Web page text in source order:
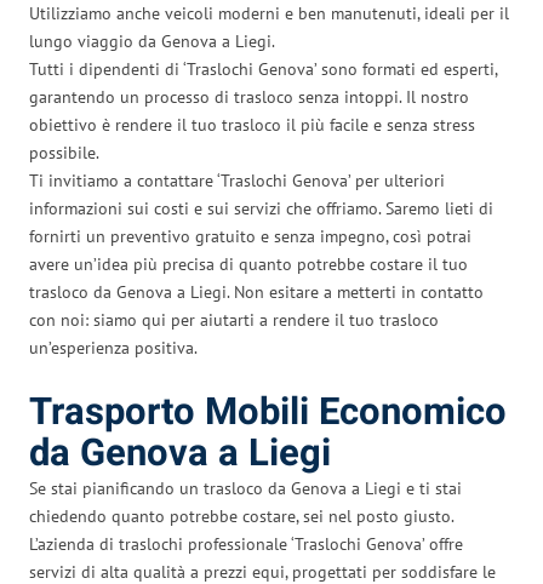
Utilizziamo anche veicoli moderni e ben manutenuti, ideali per il
lungo viaggio da Genova a Liegi.
Tutti i dipendenti di ‘Traslochi Genova’ sono formati ed esperti,
garantendo un processo di trasloco senza intoppi. Il nostro
obiettivo è rendere il tuo trasloco il più facile e senza stress
possibile.
Ti invitiamo a contattare ‘Traslochi Genova’ per ulteriori
informazioni sui costi e sui servizi che offriamo. Saremo lieti di
fornirti un preventivo gratuito e senza impegno, così potrai
avere un’idea più precisa di quanto potrebbe costare il tuo
trasloco da Genova a Liegi. Non esitare a metterti in contatto
con noi: siamo qui per aiutarti a rendere il tuo trasloco
un’esperienza positiva.
Trasporto Mobili Economico
da Genova a Liegi
Se stai pianificando un trasloco da Genova a Liegi e ti stai
chiedendo quanto potrebbe costare, sei nel posto giusto.
L’azienda di traslochi professionale ‘Traslochi Genova’ offre
servizi di alta qualità a prezzi equi, progettati per soddisfare le